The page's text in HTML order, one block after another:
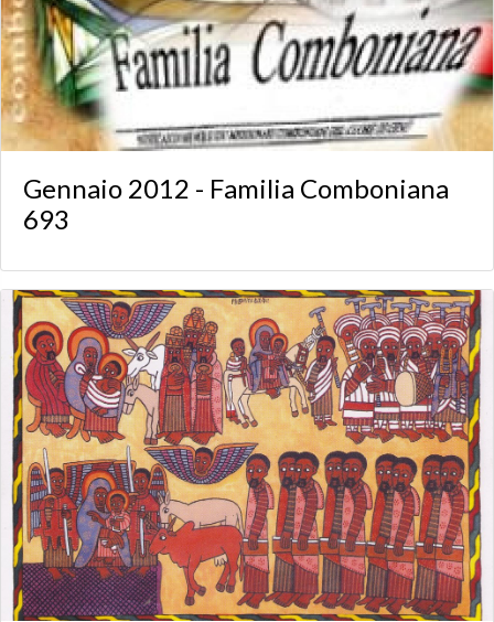
Gennaio 2012 - Familia Comboniana
693